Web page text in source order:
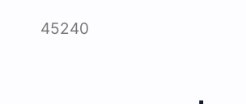
45240